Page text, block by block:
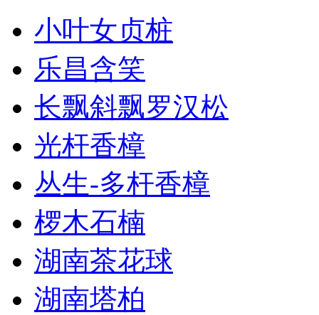
小叶女贞桩
乐昌含笑
长飘斜飘罗汉松
光杆香樟
丛生-多杆香樟
椤木石楠
湖南茶花球
湖南塔柏